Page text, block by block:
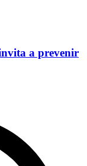
a prevenir